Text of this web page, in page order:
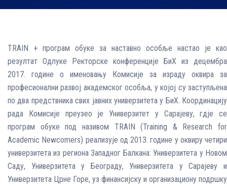
TRAIN + програм обуке за наставно особље настао је као
резултат Одлуке Ректорске конференције БиХ из децембра
2017. године о именовању Комисије за израду оквира за
професионални развој академског особља, у којој су заступљена
по два предствника свих јавних универзитета у БиХ. Координацију
рада Комисије преузео је Универзитет у Сарајеву, гдје се
програм обуке под називом TRAIN (Training & Research for
Academic Newcomers) реализује од 2013. године у оквиру четири
универзитета из региона Западног Балкана: Универзитетa у Новом
Саду, Универзитетa у Београду, Универзитетa у Сарајеву и
Универзитета Црнe Горe, уз финансијску и организациону подршку